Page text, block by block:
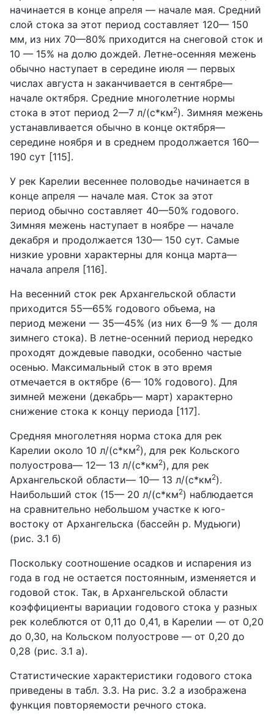
начинается в конце апреля — начале мая. Средний
слой стока за этот период составляет 120— 150
мм, из них 70—80% приходится на снеговой сток и
10 — 15% на долю дождей. Летне-осенняя межень
обычно наступает в середине июля — первых
числах августа н заканчивается в сентябре—
начале октября. Средние многолетние нормы
стока в этот период 2—7 л/(с*км2). Зимняя межень
устанавливается обычно в конце октября—
середине ноября и в среднем продолжается 160—
190 сут [115].
У рек Карелии весеннее половодье начинается в
конце апреля — начале мая. Сток за этот
период обычно составляет 40—50% годового.
Зимняя межень наступает в ноябре — начале
декабря и продолжается 130— 150 сут. Самые
низкие уровни характерны для конца марта—
начала апреля [116].
На весенний сток рек Архангельской области
приходится 55—65% годового объема, на
период межени — 35—45% (из них 6—9 % — доля
зимнего стока). В летне-осенний период нередко
проходят дождевые паводки, особенно частые
осенью. Максимальный сток в это время
отмечается в октябре (6— 10% годового). Для
зимней межени (декабрь— март) характерно
снижение стока к концу периода [117].
Средняя многолетняя норма стока для рек
Карелии около 10 л/(с*км2), для рек Кольского
полуострова— 12— 13 л/(с*км2), для рек
Архангельской области— 10— 13 л/(с*км2).
Наибольший сток (15— 20 л/(с*км2) наблюдается
на сравнительно небольшом участке к юго-
востоку от Архангельска (бассейн р. Мудьюги)
(рис. 3.1 б)
Поскольку соотношение осадков и испарения из
года в год не остается постоянным, изменяется и
годовой сток. Так, в Архангельской области
коэффициенты вариации годового стока у разных
рек колеблются от 0,11 до 0,41, в Карелии — от 0,20
до 0,30, на Кольском полуострове — от 0,20 до
0,28 (рис. 3.1 а).
Статистические характеристики годового стока
приведены в табл. 3.3. На рис. 3.2 а изображена
функция повторяемости речного стока.